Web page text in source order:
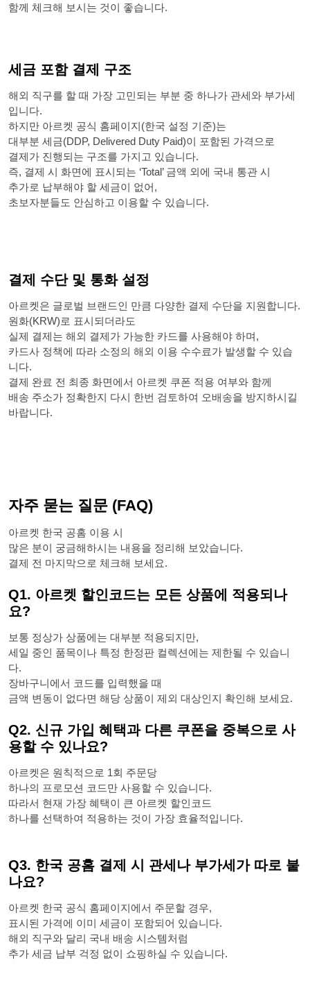
함께 체크해 보시는 것이 좋습니다.
세금 포함 결제 구조
해외 직구를 할 때 가장 고민되는 부분 중 하나가 관세와 부가세
입니다.
하지만 아르켓 공식 홈페이지(한국 설정 기준)는
대부분 세금(DDP, Delivered Duty Paid)이 포함된 가격으로
결제가 진행되는 구조를 가지고 있습니다.
즉, 결제 시 화면에 표시되는 ‘Total’ 금액 외에 국내 통관 시
추가로 납부해야 할 세금이 없어,
초보자분들도 안심하고 이용할 수 있습니다.
결제 수단 및 통화 설정
아르켓은 글로벌 브랜드인 만큼 다양한 결제 수단을 지원합니다.
원화(KRW)로 표시되더라도
실제 결제는 해외 결제가 가능한 카드를 사용해야 하며,
카드사 정책에 따라 소정의 해외 이용 수수료가 발생할 수 있습
니다.
결제 완료 전 최종 화면에서 아르켓 쿠폰 적용 여부와 함께
배송 주소가 정확한지 다시 한번 검토하여 오배송을 방지하시길
바랍니다.
자주 묻는 질문 (FAQ)
아르켓 한국 공홈 이용 시
많은 분이 궁금해하시는 내용을 정리해 보았습니다.
결제 전 마지막으로 체크해 보세요.
Q1. 아르켓 할인코드는 모든 상품에 적용되나
요?
보통 정상가 상품에는 대부분 적용되지만,
세일 중인 품목이나 특정 한정판 컬렉션에는 제한될 수 있습니
다.
장바구니에서 코드를 입력했을 때
금액 변동이 없다면 해당 상품이 제외 대상인지 확인해 보세요.
Q2. 신규 가입 혜택과 다른 쿠폰을 중복으로 사
용할 수 있나요?
아르켓은 원칙적으로 1회 주문당
하나의 프로모션 코드만 사용할 수 있습니다.
따라서 현재 가장 혜택이 큰 아르켓 할인코드
하나를 선택하여 적용하는 것이 가장 효율적입니다.
Q3. 한국 공홈 결제 시 관세나 부가세가 따로 붙
나요?
아르켓 한국 공식 홈페이지에서 주문할 경우,
표시된 가격에 이미 세금이 포함되어 있습니다.
해외 직구와 달리 국내 배송 시스템처럼
추가 세금 납부 걱정 없이 쇼핑하실 수 있습니다.